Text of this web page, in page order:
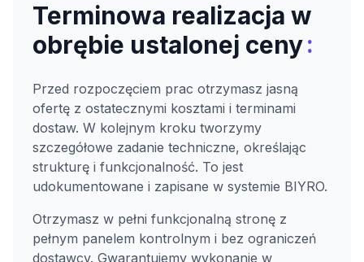
Terminowa realizacja w
obrębie ustalonej ceny:
Przed rozpoczęciem prac otrzymasz jasną
ofertę z ostatecznymi kosztami i terminami
dostaw. W kolejnym kroku tworzymy
szczegółowe zadanie techniczne, określając
strukturę i funkcjonalność. To jest
udokumentowane i zapisane w systemie BIYRO.
Otrzymasz w pełni funkcjonalną stronę z
pełnym panelem kontrolnym i bez ograniczeń
dostawcy. Gwarantujemy wykonanie w